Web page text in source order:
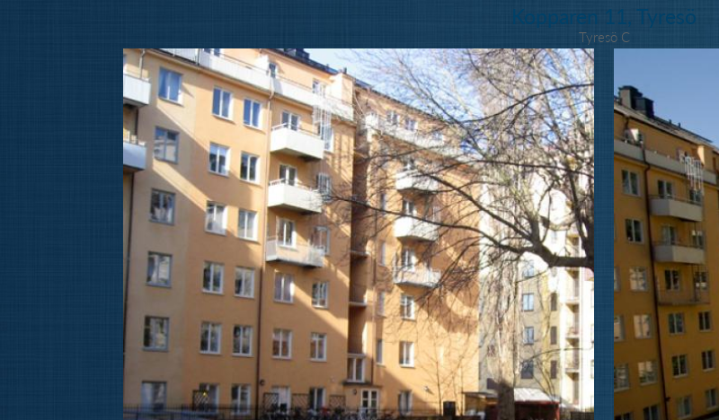
Kopparen 11, Tyresö
Tyresö C